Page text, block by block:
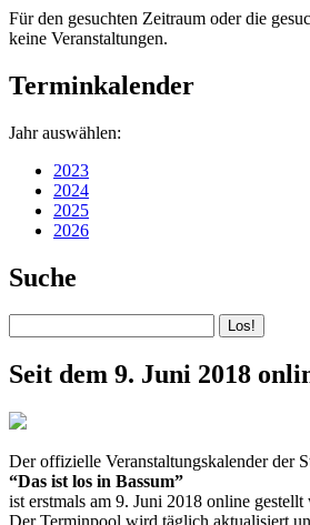
Für den gesuchten Zeitraum oder die
keine Veranstaltungen.
Terminkalender
Jahr auswählen:
2023
2024
2025
2026
Suche
Seit dem 9. Juni 2018
Der offizielle Veranstaltungskalender der
“Das ist los in Bassum”
ist erstmals am 9. Juni 2018 online gestellt